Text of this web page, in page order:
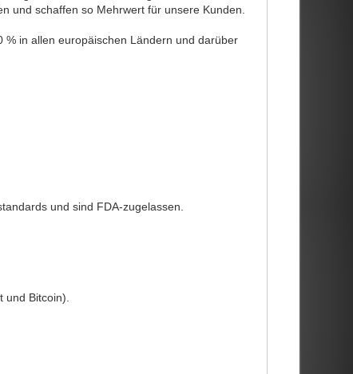
und schaffen so Mehrwert für unsere Kunden.
in allen europäischen Ländern und darüber
und sind FDA-zugelassen.
Bitcoin).